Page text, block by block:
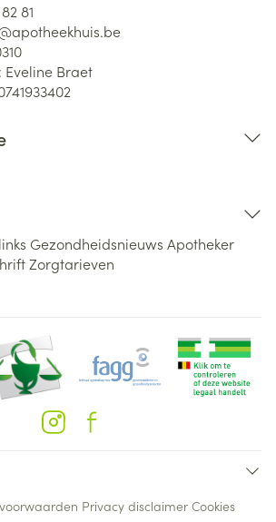
81
apotheekhuis.be
Eveline Braet
Gezondheidsnieuws Apotheker
Zorgtarieven
Privacy disclaimer Cookies